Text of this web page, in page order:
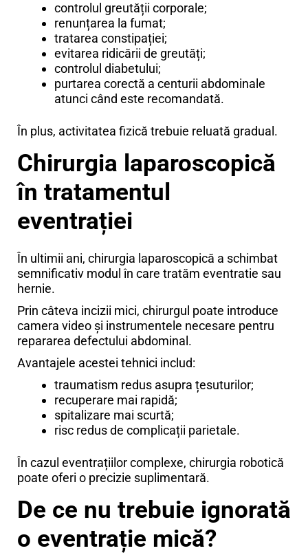
controlul greutății corporale;
renunțarea la fumat;
tratarea constipației;
evitarea ridicării de greutăți;
controlul diabetului;
purtarea corectă a centurii abdominale
atunci când este recomandată.
În plus, activitatea fizică trebuie reluată gradual.
Chirurgia laparoscopică
în tratamentul
eventrației
În ultimii ani, chirurgia laparoscopică a schimbat
semnificativ modul în care tratăm eventratie sau
hernie.
Prin câteva incizii mici, chirurgul poate introduce
camera video și instrumentele necesare pentru
repararea defectului abdominal.
Avantajele acestei tehnici includ:
traumatism redus asupra țesuturilor;
recuperare mai rapidă;
spitalizare mai scurtă;
risc redus de complicații parietale.
În cazul eventrațiilor complexe, chirurgia robotică
poate oferi o precizie suplimentară.
De ce nu trebuie ignorată
o eventrație mică?